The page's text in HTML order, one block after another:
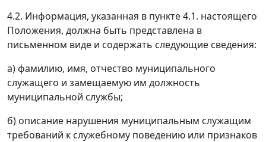
4.2. Информация, указанная в пункте 4.1. настоящего
Положения, должна быть представлена в
письменном виде и содержать следующие сведения:
а) фамилию, имя, отчество муниципального
служащего и замещаемую им должность
муниципальной службы;
б) описание нарушения муниципальным служащим
требований к служебному поведению или признаков